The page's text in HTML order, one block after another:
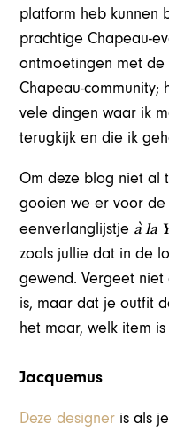
platform heb kunnen
prachtige Chapeau-
ontmoetingen met
Chapeau-community;
vele dingen waar ik
terugkijk en die ik
Om deze blog niet al
gooien we er voor
eenverlanglijstje à la
zoals jullie dat in de
gewend. Vergeet
is, maar dat je outfit
het maar, welk item
Jacquemus
Deze designer is als